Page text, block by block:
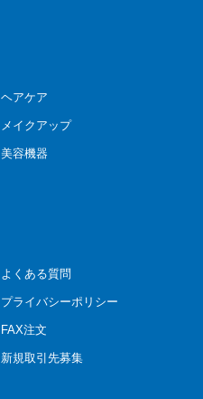
ヘアケア
メイクアップ
美容機器
よくある質問
プライバシーポリシー
FAX注文
新規取引先募集